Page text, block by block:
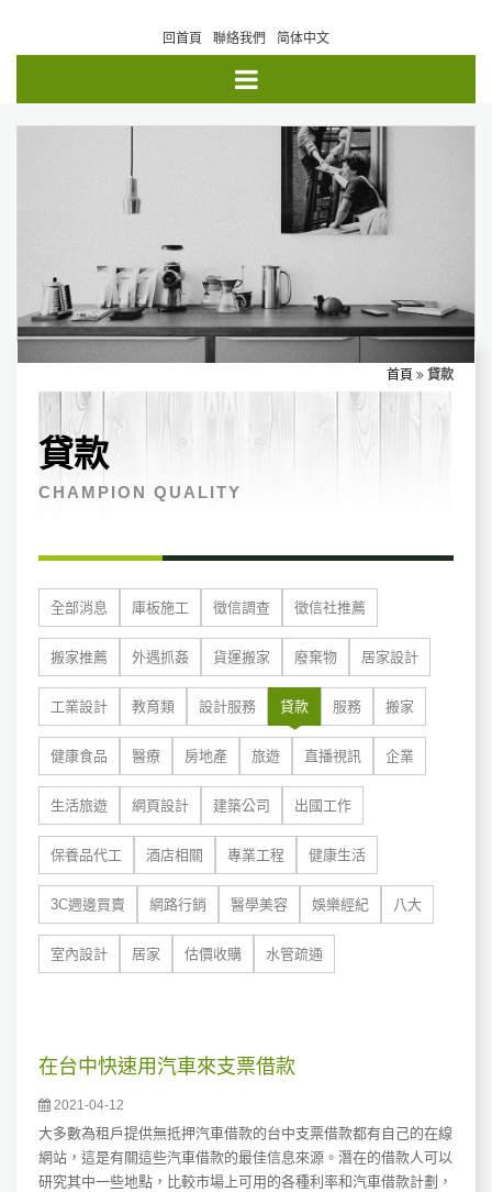
回首頁 聯絡我們 简体中文
首頁 貸款
貸款
CHAMPION QUALITY
全部消息 庫板施工 徵信調查 徵信社推薦
搬家推薦 外遇抓姦 貨運搬家 廢棄物 居家設計
工業設計 教育類 設計服務 貸款 服務 搬家
健康食品 醫療 房地產 旅遊 直播視訊 企業
生活旅遊 網頁設計 建築公司 出國工作
保養品代工 酒店相關 專業工程 健康生活
3C週邊買賣 網路行銷 醫學美容 娛樂經紀 八大
室內設計 居家 估價收購 水管疏通
在台中快速用汽車來支票借款
2021-04-12
大多數為租戶提供無抵押汽車借款的台中支票借款都有自己的在線
網站，這是有關這些汽車借款的最佳信息來源。潛在的借款人可以
研究其中一些地點，比較市場上可用的各種利率和汽車借款計劃，